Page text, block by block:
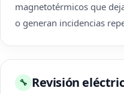
magnetotérmicos que
o generan incidencias
🔧 Revisión